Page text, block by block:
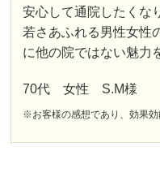
安心して通院したくな
若さあふれる男性女性
に他の院ではない魅力
70代 女性 S.M様
※お客様の感想であり、効果効